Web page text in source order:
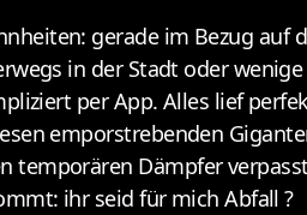
gerade im Bezug auf
in der Stadt oder
per App. Alles lief
emporstrebenden
Dämpfer
ihr seid für mich Abfall ?